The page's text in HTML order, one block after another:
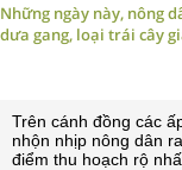
Những ngày này, nông
dưa gang, loại trái cây
Trên cánh đồng các
nhộn nhịp nông dân
điểm thu hoạch rộ